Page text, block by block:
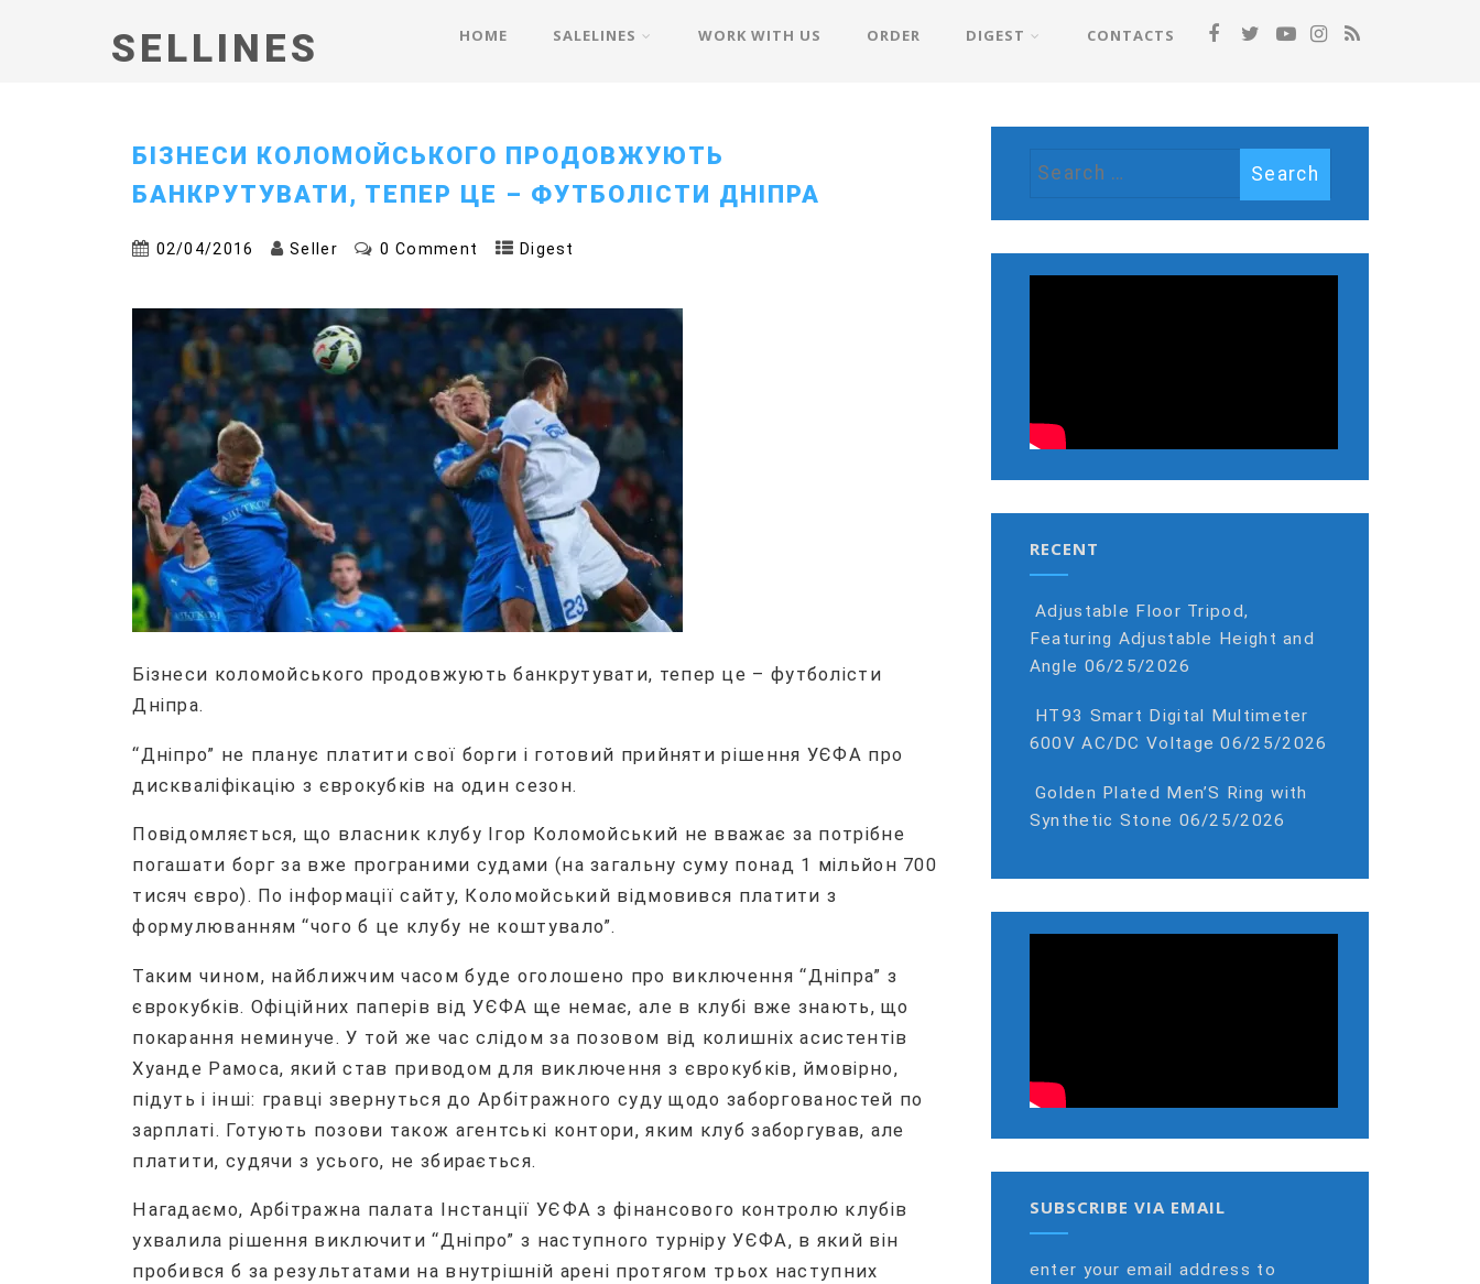
SELLINES HOME SALELINES WORK WITH US ORDER DIGEST CONTACTS
БІЗНЕСИ КОЛОМОЙСЬКОГО ПРОДОВЖУЮТЬ
БАНКРУТУВАТИ, ТЕПЕР ЦЕ – ФУТБОЛІСТИ ДНІПРА
02/04/2016 Seller 0 Comment Digest
Бізнеси коломойського продовжують банкрутувати, тепер це – футболісти
Дніпра.
“Дніпро” не планує платити свої борги і готовий прийняти рішення УЄФА про
дискваліфікацію з єврокубків на один сезон.
Повідомляється, що власник клубу Ігор Коломойський не вважає за потрібне
погашати борг за вже програними судами (на загальну суму понад 1 мільйон 700
тисяч євро). По інформації сайту, Коломойський відмовився платити з
формулюванням “чого б це клубу не коштувало”.
Таким чином, найближчим часом буде оголошено про виключення “Дніпра” з
єврокубків. Офіційних паперів від УЄФА ще немає, але в клубі вже знають, що
покарання неминуче. У той же час слідом за позовом від колишніх асистентів
Хуанде Рамоса, який став приводом для виключення з єврокубків, ймовірно,
підуть і інші: гравці звернуться до Арбітражного суду щодо заборгованостей по
зарплаті. Готують позови також агентські контори, яким клуб заборгував, але
платити, судячи з усього, не збирається.
Нагадаємо, Арбітражна палата Інстанції УЄФА з фінансового контролю клубів
ухвалила рішення виключити “Дніпро” з наступного турніру УЄФА, в який він
пробився б за результатами на внутрішній арені протягом трьох наступних
RECENT
Adjustable Floor Tripod,
Featuring Adjustable Height and
Angle 06/25/2026
HT93 Smart Digital Multimeter
600V AC/DC Voltage 06/25/2026
Golden Plated Men’S Ring with
Synthetic Stone 06/25/2026
SUBSCRIBE VIA EMAIL
enter your email address to